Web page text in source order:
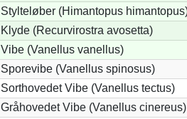
Stylteløber (Himantopus
Klyde (Recurvirostra avosetta)
Vibe (Vanellus vanellus)
Sporevibe (Vanellus spinosus)
Sorthovedet Vibe (Vanellus tectus)
Gråhovedet Vibe (Vanellus cinereus)